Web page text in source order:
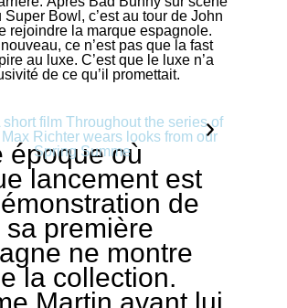
Super Bowl, c’est au tour de John
rejoindre la marque espagnole.
ce n’est pas que la fast
au luxe. C’est que le luxe n’a
de ce qu’il promettait.
époque où
lancement est
de
sa première
ne montre
la collection.